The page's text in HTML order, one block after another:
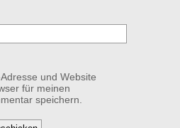
und Website
für meinen
speichern.